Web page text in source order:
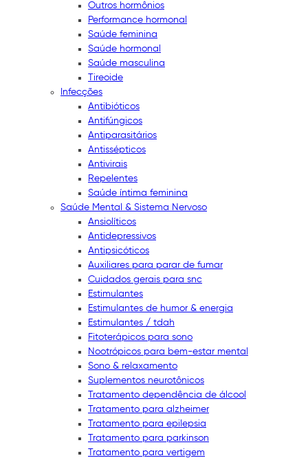
Outros hormônios
Performance hormonal
Saúde feminina
Saúde hormonal
Saúde masculina
Tireoide
Infecções
Antibióticos
Antifúngicos
Antiparasitários
Antissépticos
Antivirais
Repelentes
Saúde íntima feminina
Saúde Mental & Sistema Nervoso
Ansiolíticos
Antidepressivos
Antipsicóticos
Auxiliares para parar de fumar
Cuidados gerais para snc
Estimulantes
Estimulantes de humor & energia
Estimulantes / tdah
Fitoterápicos para sono
Nootrópicos para bem-estar mental
Sono & relaxamento
Suplementos neurotônicos
Tratamento dependência de álcool
Tratamento para alzheimer
Tratamento para epilepsia
Tratamento para parkinson
Tratamento para vertigem